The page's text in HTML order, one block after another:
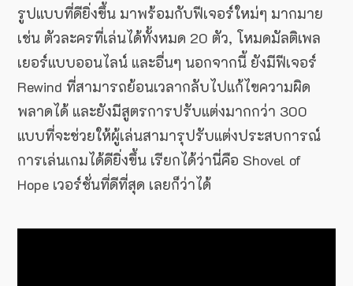
รูปแบบที่ดียิ่งขึ้น มาพร้อมกับฟีเจอร์ใหม่ๆ มากมาย
เช่น ตัวละครที่เล่นได้ทั้งหมด 20 ตัว, โหมดมัลติเพล
เยอร์แบบออนไลน์ และอื่นๆ นอกจากนี้ ยังมีฟีเจอร์
Rewind ที่สามารถย้อนเวลากลับไปแก้ไขความผิด
พลาดได้ และยังมีสูตรการปรับแต่งมากกว่า 300
แบบที่จะช่วยให้ผู้เล่นสามารุปรับแต่งประสบการณ์
การเล่นเกมได้ดียิ่งขึ้น เรียกได้ว่านี่คือ Shovel of
Hope เวอร์ชั่นที่ดีที่สุด เลยก็ว่าได้